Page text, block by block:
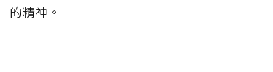
的精神。